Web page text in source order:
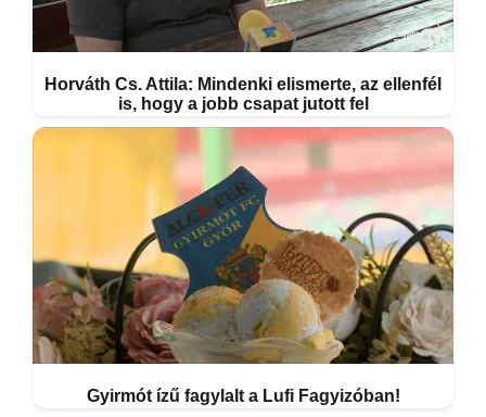
Horváth Cs. Attila: Mindenki elismerte, az ellenfél
is, hogy a jobb csapat jutott fel
Gyirmót ízű fagylalt a Lufi Fagyizóban!